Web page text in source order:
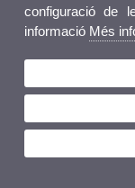
configuració de
informació Més